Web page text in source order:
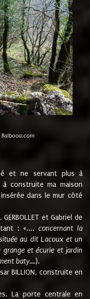
et ne servant plus à
construite ma maison
dans le mur côté
et Gabriel de
: «.... concernant la
au dit Lacoux et un
et écurie et jardin
baty....).
BILLION, construite en
La porte centrale en